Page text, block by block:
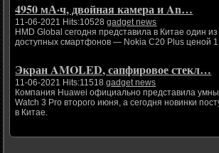
4950 мА·ч, двойная камера и An…
11-06-2021 Hits:10528gadget news
HMD Global сегодня представила в Китае один
доступных смартфонов — Nokia C20 Plus ценой
Экран AMOLED, сапфировое стекл…
11-06-2021 Hits:11518gadget news
Компания Huawei официально представила
Watch 3 Pro второго июня, а сегодня новинки
в Китае.